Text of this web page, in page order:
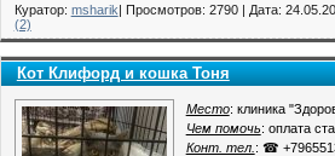
Куратор: msharik| Просмотров: 2790 | Дата:
(2)
Кот Клифорд и кошка Тоня
Место: клиника
Чем помочь: оплата
Конт. тел. : ☎